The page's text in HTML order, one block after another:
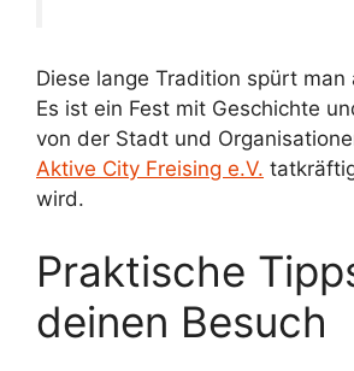
Diese lange Tradition spürt man
Es ist ein Fest mit Geschichte
von der Stadt und
Aktive City Freising e.V.
wird.
Praktische
deinen Besuch